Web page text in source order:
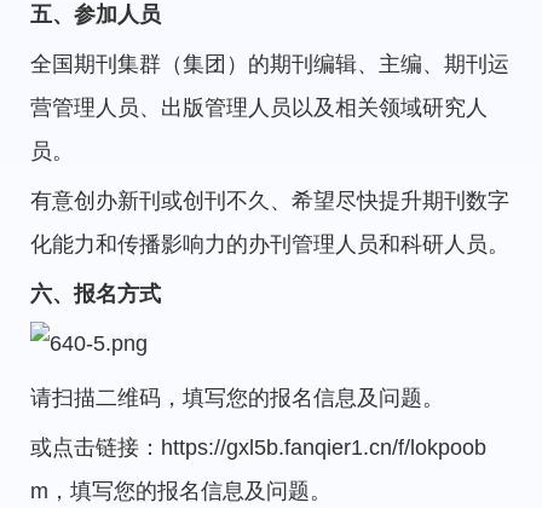
五、参加人员
全国期刊集群（集团）的期刊编辑、主编、期刊运
营管理人员、出版管理人员以及相关领域研究人
员。
有意创办新刊或创刊不久、希望尽快提升期刊数字
化能力和传播影响力的办刊管理人员和科研人员。
六、报名方式
请扫描二维码，填写您的报名信息及问题。
或点击链接：https://gxl5b.fanqier1.cn/f/lokpoob
m，填写您的报名信息及问题。